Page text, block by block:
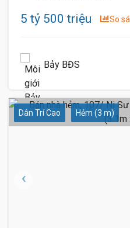
5 tỷ 500 triệu So
Bảy BĐS
Dân Trí Cao Hẻm (3 m)